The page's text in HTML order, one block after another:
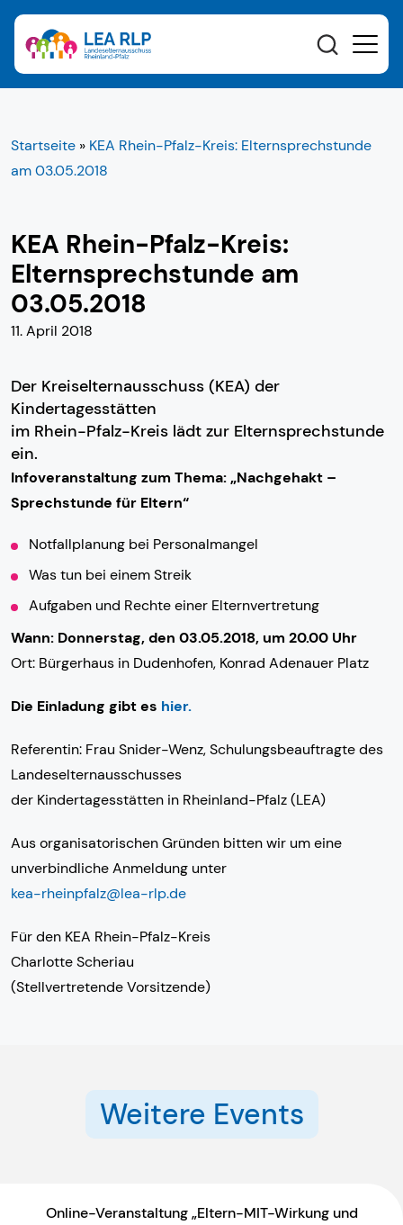
Startseite » KEA Rhein-Pfalz-Kreis: Elternsprechstunde
am 03.05.2018
KEA Rhein-Pfalz-Kreis:
Elternsprechstunde am
03.05.2018
11. April 2018
Der Kreiselternausschuss (KEA) der
Kindertagesstätten
im Rhein-Pfalz-Kreis lädt zur Elternsprechstunde
ein.
Infoveranstaltung zum Thema: „Nachgehakt –
Sprechstunde für Eltern“
Notfallplanung bei Personalmangel
Was tun bei einem Streik
Aufgaben und Rechte einer Elternvertretung
Wann: Donnerstag, den 03.05.2018, um 20.00 Uhr
Ort: Bürgerhaus in Dudenhofen, Konrad Adenauer Platz
Die Einladung gibt es hier.
Referentin: Frau Snider-Wenz, Schulungsbeauftragte des
Landeselternausschusses
der Kindertagesstätten in Rheinland-Pfalz (LEA)
Aus organisatorischen Gründen bitten wir um eine
unverbindliche Anmeldung unter
kea-rheinpfalz@lea-rlp.de
Für den KEA Rhein-Pfalz-Kreis
Charlotte Scheriau
(Stellvertretende Vorsitzende)
Weitere Events
Online-Veranstaltung „Eltern-MIT-Wirkung und